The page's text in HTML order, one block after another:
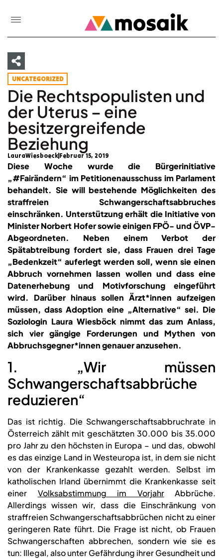
UNCATEGORIZED
Die Rechtspopulisten und
der Uterus – eine
besitzergreifende
Beziehung
LauraWiesboeck Februar 15, 2019
Diese Woche wurde die Bürgerinitiative
„#Fairändern“ im Petitionenausschuss im Parlament
behandelt. Sie will bestehende Möglichkeiten des
straffreien Schwangerschaftsabbruches
einschränken. Unterstützung erhält die Initiative von
Minister Norbert Hofer sowie einigen FPÖ- und ÖVP-
Abgeordneten. Neben einem Verbot der
Spätabtreibung fordert sie, dass Frauen drei Tage
„Bedenkzeit“ auferlegt werden soll, wenn sie einen
Abbruch vornehmen lassen wollen und dass eine
Datenerhebung und Motivforschung eingeführt
wird. Darüber hinaus sollen Ärzt*innen aufzeigen
müssen, dass Adoption eine „Alternative“ sei. Die
Soziologin Laura Wiesböck nimmt das zum Anlass,
sich vier gängige Forderungen und Mythen von
Abbruchsgegner*innen genauer anzusehen.
1. „Wir müssen
Schwangerschaftsabbrüche
reduzieren“
Das ist richtig. Die Schwangerschaftsabbruchrate in
Österreich zählt mit geschätzten 30.000 bis 35.000
pro Jahr zu den höchsten in Europa – und das, obwohl
es das einzige Land in Westeuropa ist, in dem sie nicht
von der Krankenkasse gezahlt werden. Selbst im
katholischen Irland übernimmt die Krankenkasse seit
einer Volksabstimmung im VorjahrAbbrüche.
Allerdings wissen wir, dass die Einschränkung von
straffreien Schwangerschaftsabbrüchen nicht zu einer
geringeren Rate führt. Die Frage ist nicht, ob Frauen
Schwangerschaften abbrechen, sondern wie sie es
tun: Illegal, also unter Gefährdung ihrer Gesundheit und